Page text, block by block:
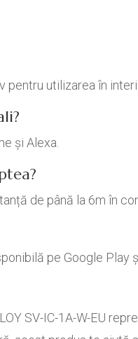
utilizarea în
și Alexa.
de până la 6m în
pe Google Play
SV-IC-1A-W-EU